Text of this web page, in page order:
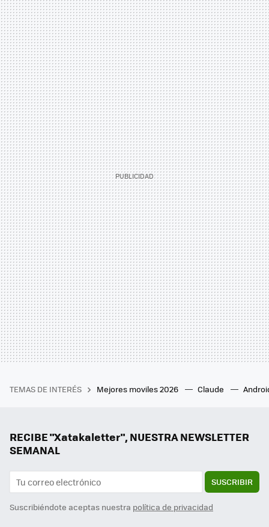
TEMAS DE INTERÉS Mejores moviles 2026 Claude
RECIBE "Xatakaletter", NUESTRA NEWSLETTER
SEMANAL
SUSCRIBIR
Suscribiéndote aceptas nuestra política de privacidad